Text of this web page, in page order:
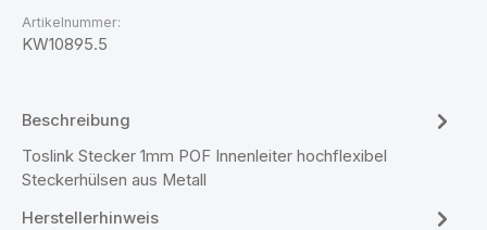
Artikelnummer:
KW10895.5
Beschreibung
Toslink Stecker 1mm POF Innenleiter hochflexibel
Steckerhülsen aus Metall
Herstellerhinweis